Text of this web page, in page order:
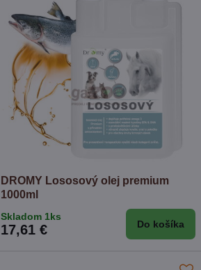
DROMY Lososový olej premium
1000ml
Skladom 1ks
17,61 € Do košíka